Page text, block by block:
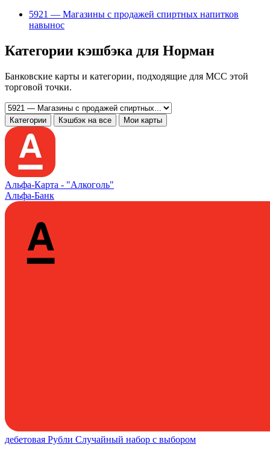
5921 — Магазины с продажей спиртных напитков
навынос
Категории кэшбэка для Норман
Банковские карты и категории, подходящие для MCC этой
торговой точки.
Категории Кэшбэк на все Мои карты
Альфа‑Карта - "Алкоголь"
Альфа-Банк
дебетовая Рубли Случайный набор с выбором